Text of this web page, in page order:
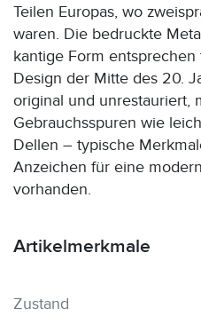
Teilen Europas, wo
waren. Die bedruckte
kantige Form
Design der Mitte des 20.
original und unrestauriert,
Gebrauchsspuren wie
Dellen – typische
Anzeichen für eine
vorhanden.
Artikelmerkmale
Zustand